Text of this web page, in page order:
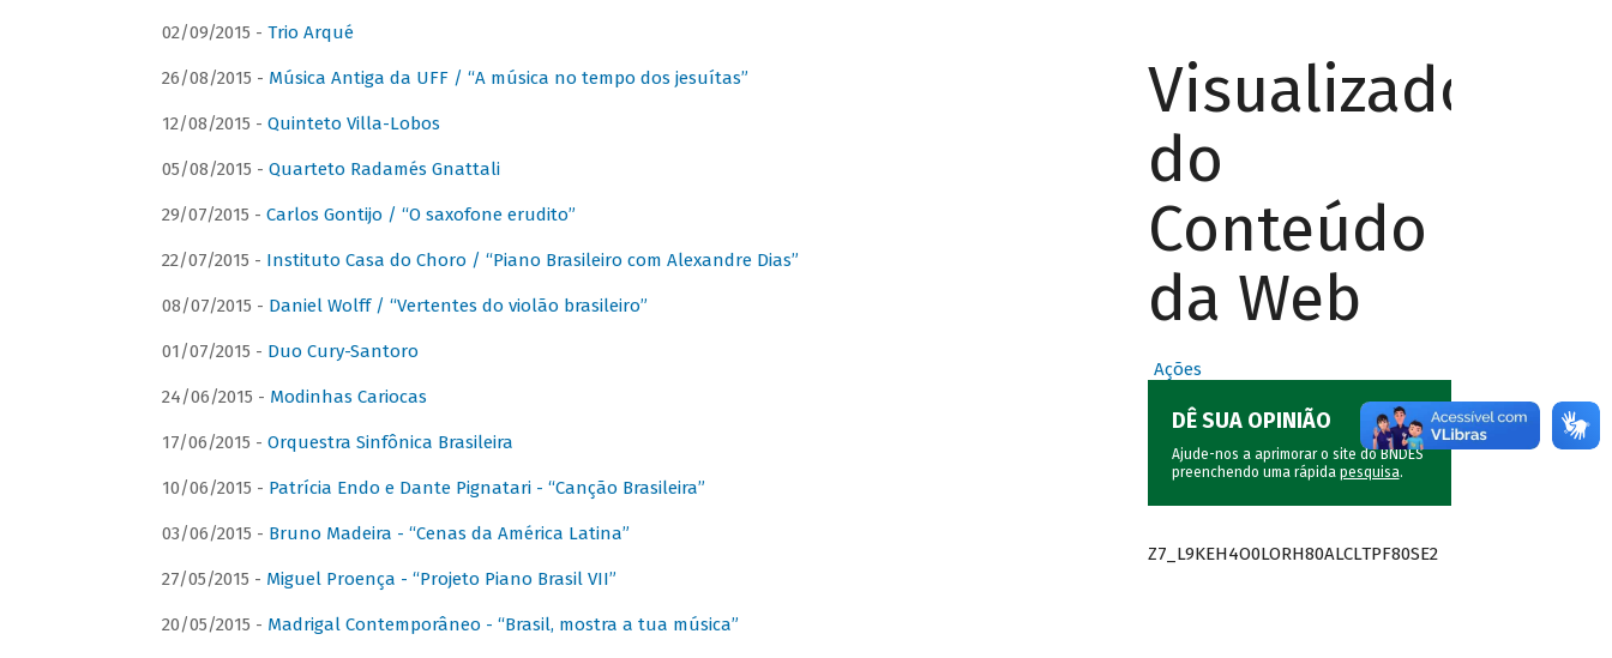
02/09/2015 - Trio Arqué
26/08/2015 - Música Antiga da UFF / “A música no tempo dos jesuítas”
12/08/2015 - Quinteto Villa-Lobos
05/08/2015 - Quarteto Radamés Gnattali
29/07/2015 - Carlos Gontijo / “O saxofone erudito”
22/07/2015 - Instituto Casa do Choro / “Piano Brasileiro com Alexandre Dias”
08/07/2015 - Daniel Wolff / “Vertentes do violão brasileiro”
01/07/2015 - Duo Cury-Santoro
24/06/2015 - Modinhas Cariocas
17/06/2015 - Orquestra Sinfônica Brasileira
10/06/2015 - Patrícia Endo e Dante Pignatari - “Canção Brasileira”
03/06/2015 - Bruno Madeira - “Cenas da América Latina”
27/05/2015 - Miguel Proença - “Projeto Piano Brasil VII”
20/05/2015 - Madrigal Contemporâneo - “Brasil, mostra a tua música”
Visualizador
do
Conteúdo
da Web
Ações
DÊ SUA OPINIÃO
Ajude-nos a aprimorar o site do BNDES
preenchendo uma rápida pesquisa.
Z7_L9KEH4O0LORH80ALCLTPF80SE2